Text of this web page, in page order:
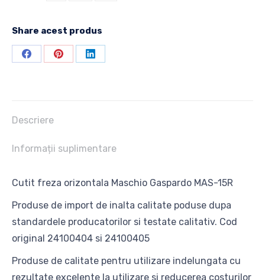
Share acest produs
Share Share Share
Descriere
Informații suplimentare
Cutit freza orizontala Maschio Gaspardo MAS-15R
Produse de import de inalta calitate poduse dupa
standardele producatorilor si testate calitativ. Cod
original 24100404 si 24100405
Produse de calitate pentru utilizare indelungata cu
rezultate excelente la utilizare si reducerea costurilor